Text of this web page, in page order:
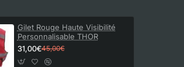
Gilet Rouge Haute Visibilité
Personnalisable THOR
31,00€45,00€